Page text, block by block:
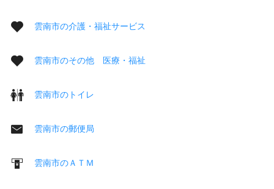
雲南市の介護・福祉サービス
雲南市のその他 医療・福祉
雲南市のトイレ
雲南市の郵便局
雲南市のＡＴＭ